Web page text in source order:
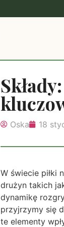
Oska 18
W świecie piłki
drużyn takich
dynamikę
przyjrzymy się
te elementy